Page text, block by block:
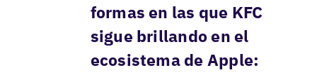
formas en las que KFC
sigue brillando en el
ecosistema de Apple: